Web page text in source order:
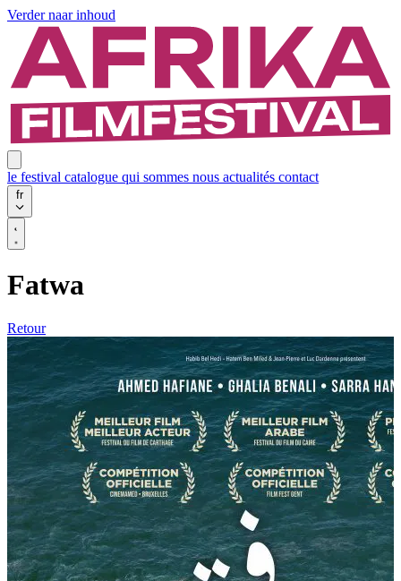
Verder naar inhoud
le festival catalogue qui sommes nous actualités contact
fr
Fatwa
Retour